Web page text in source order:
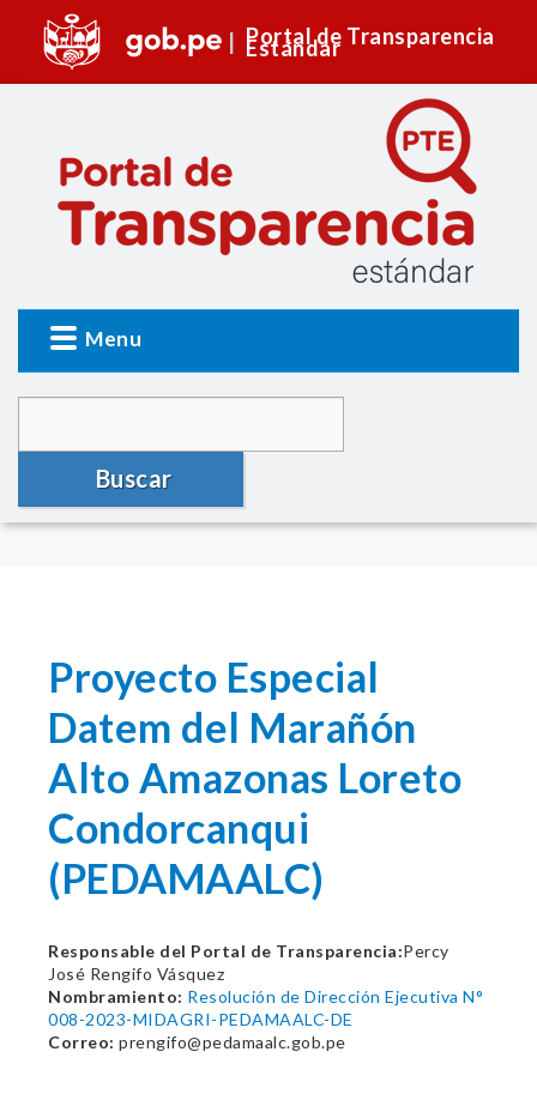
Portal de Transparencia
Estándar
Menu
Buscar
Proyecto Especial
Datem del Marañón
Alto Amazonas Loreto
Condorcanqui
(PEDAMAALC)
Responsable del Portal de Transparencia:Percy
José Rengifo Vásquez
Nombramiento: Resolución de Dirección Ejecutiva N°
008-2023-MIDAGRI-PEDAMAALC-DE
Correo: prengifo@pedamaalc.gob.pe